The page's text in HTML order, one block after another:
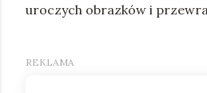
uroczych obrazków i